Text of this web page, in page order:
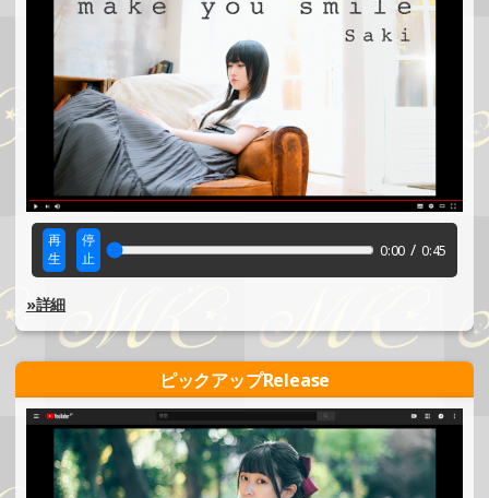
再
生
停
止
0:00 / 0:45
»詳細
ピックアップRelease